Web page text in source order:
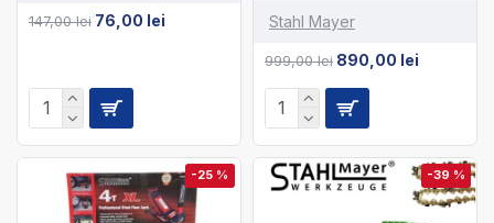
147,00 lei 76,00 lei Stahl Mayer
999,00 lei 890,00 lei
-25 % -39 %